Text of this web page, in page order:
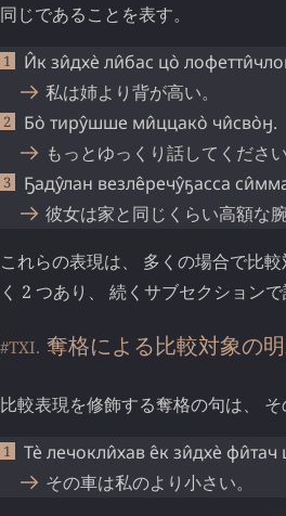
同じであることを表す。
И̂к зи̂дхѐ ли̂бас цо̀
私は姉より背が高い。
Бо̀ тиру̂шше ми̂ццако̀ чи̂сво̀ӈ.
もっとゆっくり話してください
Ҕаду̂лан везле̂речу̂ҕасса
彼女は家と同じくらい高額な
これらの表現は、 多くの場合で比
く 2 つあり、 続くサブセクションで
#TXI. 奪格による比較対象の
比較表現を修飾する奪格の句は、 そ
Тѐ лечокли̂хаве̂к зи̂дхѐ фи̂тач
その車は私のより小さい。